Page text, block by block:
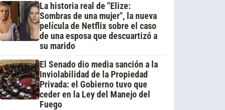
La historia real de "Elize:
Sombras de una mujer", la nueva
película de Netflix sobre el caso
de una esposa que descuartizó a
su marido
El Senado dio media sanción a la
Inviolabilidad de la Propiedad
Privada: el Gobierno tuvo que
ceder en la Ley del Manejo del
Fuego